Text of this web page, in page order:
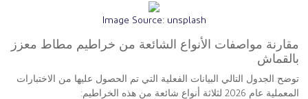
Image Source: unsplash
مقارنة مواصفات الأنواع الشائعة من خراطيم مطاط معزز
بالقماش
توضح الجدول التالي البيانات الفعلية التي تم الحصول عليها من الاختبارات
المعملية عام 2026 لثلاثة أنواع شائعة من هذه الخراطيم: